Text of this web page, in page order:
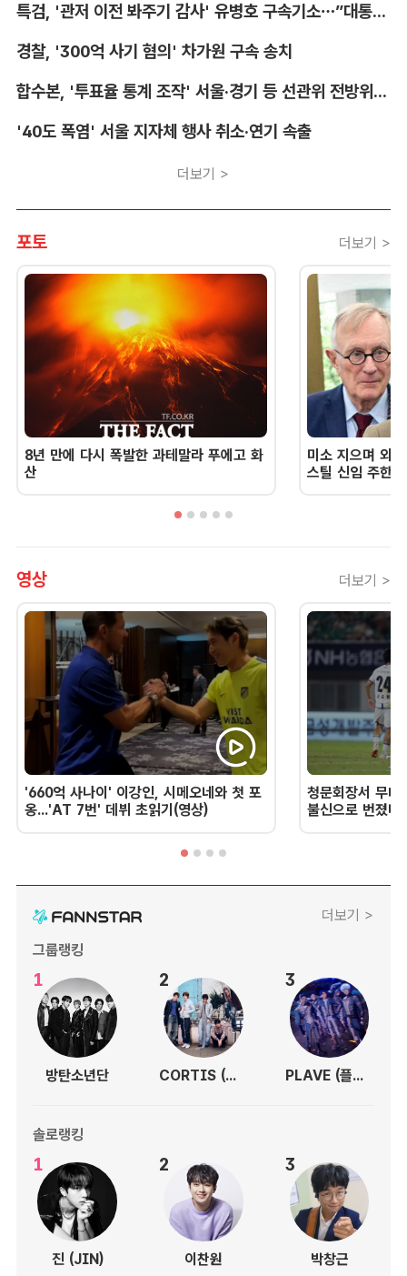
특검, '관저 이전 봐주기 감사' 유병호 구속기소…”대통령실 청탁받아“
경찰, '300억 사기 혐의' 차가원 구속 송치
합수본, '투표율 통계 조작' 서울·경기 등 선관위 전방위 압수수색
'40도 폭염' 서울 지자체 행사 취소·연기 속출
더보기 >
포토 더보기 >
8년 만에 다시 폭발한 과테말라 푸에고 화
산
미소 지으며 외
스틸 신임 주한
영상 더보기 >
'660억 사나이' 이강인, 시메오네와 첫 포
옹...'AT 7번' 데뷔 초읽기(영상)
청문회장서 무너
불신으로 번졌
더보기 >
그룹랭킹
1
방탄소년단
2
CORTIS (코르티스)
3
PLAVE (플레이브)
솔로랭킹
1
진 (JIN)
2
이찬원
3
박창근